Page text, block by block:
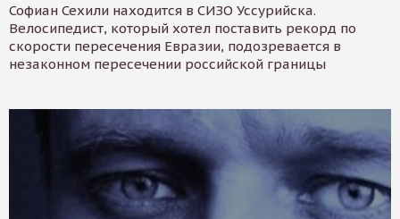
Софиан Сехили находится в СИЗО Уссурийска.
Велосипедист, который хотел поставить рекорд по
скорости пересечения Евразии, подозревается в
незаконном пересечении российской границы